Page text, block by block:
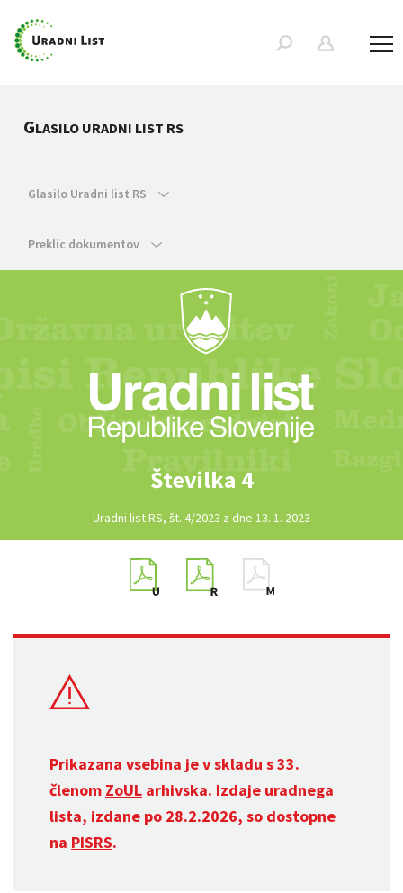
GLASILO URADNI LIST RS
Glasilo Uradni list RS
Preklic dokumentov
Številka 4
Uradni list RS, št. 4/2023 z dne 13. 1. 2023
Prikazana vsebina je v skladu s 33.
členom ZoUL arhivska. Izdaje uradnega
lista, izdane po 28.2.2026, so dostopne
na PISRS.